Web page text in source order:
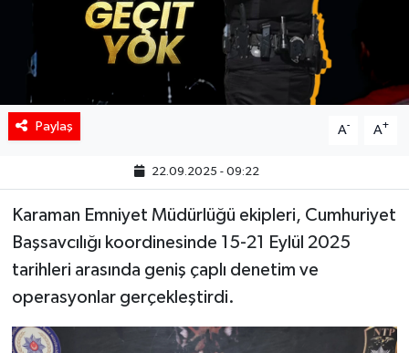
Paylaş A- A+
22.09.2025 - 09:22
Karaman Emniyet Müdürlüğü ekipleri, Cumhuriyet
Başsavcılığı koordinesinde 15-21 Eylül 2025
tarihleri arasında geniş çaplı denetim ve
operasyonlar gerçekleştirdi.